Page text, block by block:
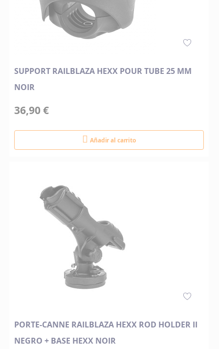
SUPPORT RAILBLAZA HEXX POUR TUBE 25 MM
NOIR
36,90 €
Añadir al carrito
PORTE-CANNE RAILBLAZA HEXX ROD HOLDER II
NEGRO + BASE HEXX NOIR